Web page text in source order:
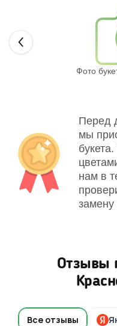
Фото
Перед
мы
нам в
Отзывы
Все отзывы